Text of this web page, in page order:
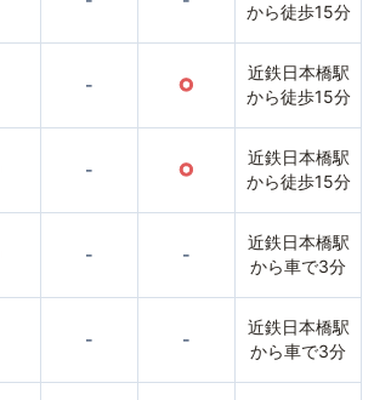
から徒歩15分
- ○
近鉄日本橋駅
から徒歩15分
- ○
近鉄日本橋駅
から徒歩15分
- -
近鉄日本橋駅
から車で3分
- -
近鉄日本橋駅
から車で3分